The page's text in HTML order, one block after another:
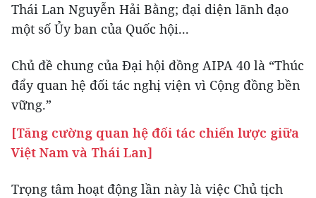
Thái Lan Nguyễn Hải Bằng; đại diện lãnh đạo
một số Ủy ban của Quốc hội...
Chủ đề chung của Đại hội đồng AIPA 40 là “Thúc
đẩy quan hệ đối tác nghị viện vì Cộng đồng bền
vững.”
[Tăng cường quan hệ đối tác chiến lược giữa
Việt Nam và Thái Lan]
Trọng tâm hoạt động lần này là việc Chủ tịch